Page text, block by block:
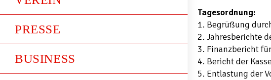
PRESSE
BUSINESS
Tagesordnung:
1. Begrüßung
2. Jahresberichte
3. Finanzbericht
4. Bericht der
5. Entlastung der